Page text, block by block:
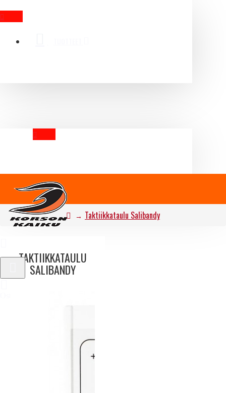
Taktiikkataulu Salibandy
TAKTIIKKATAULU
SALIBANDY